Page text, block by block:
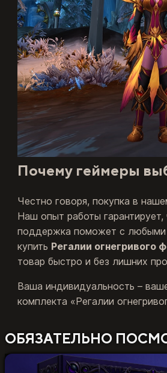
Почему геймеры
Честно говоря, покупка в
Наш опыт работы
поддержка поможет с любыми
купить Регалии огнегривого
товар быстро и без лишних
Ваша индивидуальность –
комплекта «Регалии
ОБЯЗАТЕЛЬНО